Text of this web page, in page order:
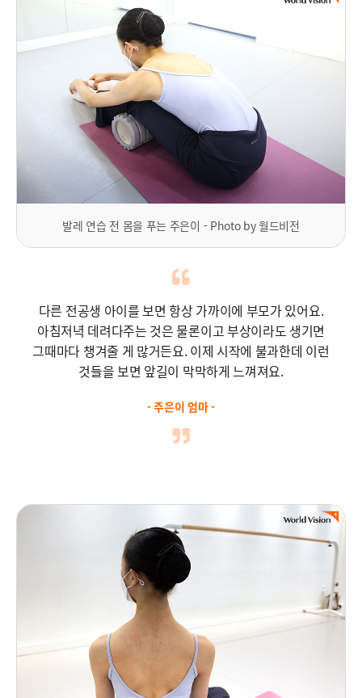
발레 연습 전 몸을 푸는 주은이 - Photo by 월드비전
다른 전공생 아이를 보면 항상 가까이에 부모가 있어요.
아침저녁 데려다주는 것은 물론이고부상이라도 생기면
그때마다 챙겨줄 게 많거든요.이제 시작에 불과한데 이런
것들을 보면 앞길이 막막하게 느껴져요.
- 주은이 엄마 -